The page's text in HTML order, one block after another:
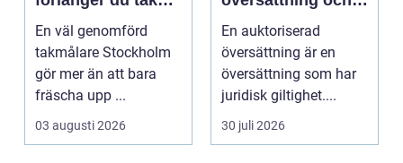
livslängd och
höjer värdet på
huset
En väl genomförd
takmålare Stockholm
gör mer än att bara
fräscha upp ...
03 augusti 2026
när behövs den?
En auktoriserad
översättning är en
översättning som har
juridisk giltighet....
30 juli 2026